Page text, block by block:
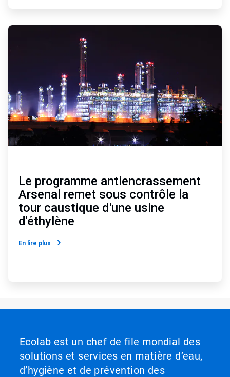
ArticleTile
Le programme antiencrassement
Arsenal remet sous contrôle la
tour caustique d'une usine
d'éthylène
En lire plus
Ecolab est un chef de file mondial des
solutions et services en matière d’eau,
d’hygiène et de prévention des